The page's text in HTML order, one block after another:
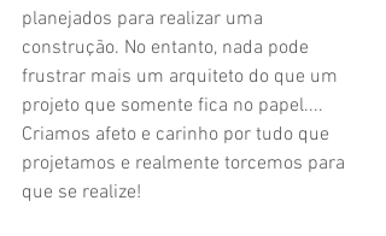
planejados para realizar uma
construção. No entanto, nada pode
frustrar mais um arquiteto do que um
projeto que somente fica no papel....
Criamos afeto e carinho por tudo que
projetamos e realmente torcemos para
que se realize!